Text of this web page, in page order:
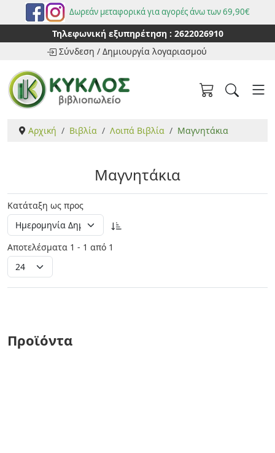
Δωρεάν μεταφορικά για αγορές άνω των 69,90€
Τηλεφωνική εξυπηρέτηση : 2622026910
Σύνδεση / Δημιουργία λογαριασμού
Αρχική Βιβλία Λοιπά Βιβλία Μαγνητάκια
Μαγνητάκια
Κατάταξη ως προς
Αποτελέσματα 1 - 1 από 1
Προϊόντα